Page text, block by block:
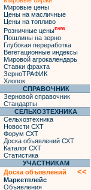
Мировые цены
Цены на масличные
Цены на топливо
Розничные ценыnew
Пошлины на зерно
Глубокая переработка
Вегетационные индексы
Мировой агрокалендарь
Ставки фрахта
ЗерноТРАФИК
Хлопок
СПРАВОЧНИК
Зерновой справочник
Стандарты
СЕЛЬХОЗТЕХНИКА
Сельхозтехника
Новости СХТ
Форум СХТ
Доска объявлений СХТ
Каталог СХТ
Статистика
УЧАСТНИКАМ
Доска объявлений
<<
Маркетплейс
Объявления